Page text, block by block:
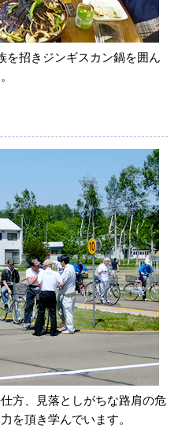
を招きジンギスカン鍋を囲ん
方、見落としがちな路肩の危
を頂き学んでいます。